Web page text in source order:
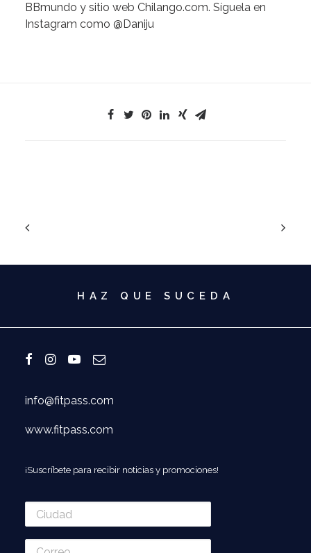
BBmundo y sitio web Chilango.com. Síguela en
Instagram como @Daniju
HAZ QUE SUCEDA
info@fitpass.com
www.fitpass.com
¡Suscríbete para recibir noticias y promociones!